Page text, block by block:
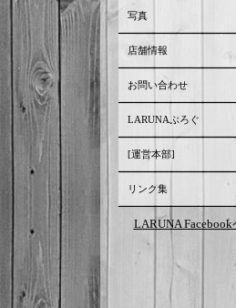
写真
店舗情報
お問い合わせ
LARUNAぶろぐ
[運営本部]
リンク集
LARUNA Facebook